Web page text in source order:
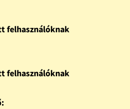
felhasználóknak
felhasználóknak